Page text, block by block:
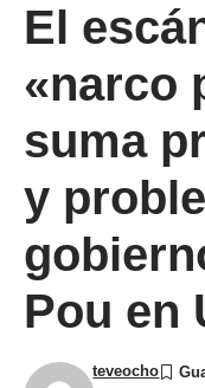
El
«narco
suma
y
Pou en
teveocho